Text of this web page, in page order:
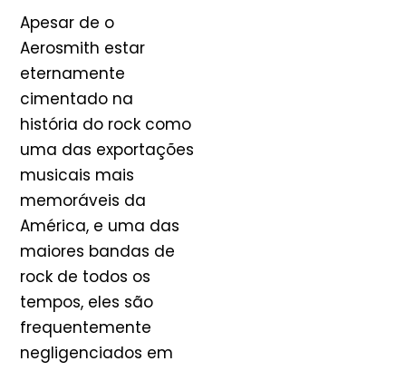
Apesar de o
Aerosmith estar
eternamente
cimentado na
história do rock como
uma das exportações
musicais mais
memoráveis da
América, e uma das
maiores bandas de
rock de todos os
tempos, eles são
frequentemente
negligenciados em